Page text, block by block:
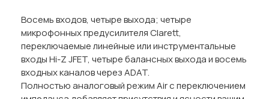
Восемь входов, четыре выхода; четыре
микрофонных предусилителя Clarett,
переключаемые линейные или инструментальные
входы Hi-Z JFET, четыре балансных выхода и восемь
входных каналов через ADAT.
Полностью аналоговый режим Air с переключением